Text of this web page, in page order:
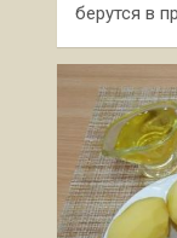
берутся в